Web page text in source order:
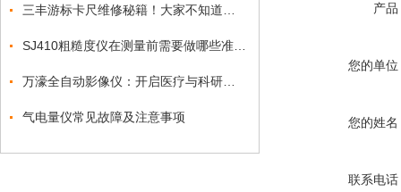
气电量仪常见故障及注意事项
产品
您的单位
您的姓名
联系电话